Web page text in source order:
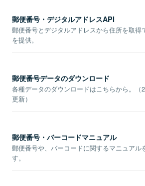
郵便番号・デジタルアドレスAPI
郵便番号とデジタルアドレスから住所を取得
を提供。
郵便番号データのダウンロード
各種データのダウンロードはこちらから。（
更新）
郵便番号・バーコードマニュアル
郵便番号や、バーコードに関するマニュアル
す。